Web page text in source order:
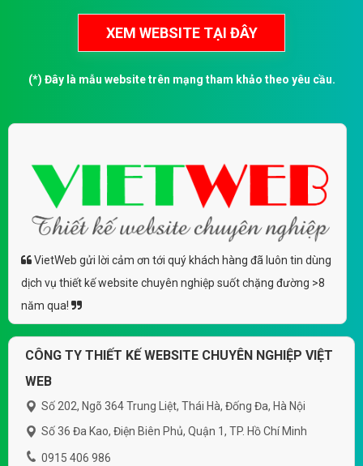
(*) Đây là mẫu website trên mạng tham khảo theo yêu cầu.
VietWeb gửi lời cảm ơn tới quý khách hàng đã luôn tin dùng
dịch vụ thiết kế website chuyên nghiệp suốt chặng đường >8
năm qua!
CÔNG TY THIẾT KẾ WEBSITE CHUYÊN NGHIỆP VIỆT
WEB
Số 202, Ngõ 364 Trung Liệt, Thái Hà, Đống Đa, Hà Nội
Số 36 Đa Kao, Điện Biên Phủ, Quận 1, TP. Hồ Chí Minh
0915 406 986